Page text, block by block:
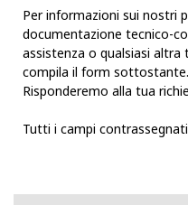
Per informazioni sui nostri
documentazione tecnico-
assistenza o qualsiasi
compila il form sottostante.
Risponderemo alla tua
Tutti i campi